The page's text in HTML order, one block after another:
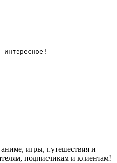
игры, путешествия и
подписчикам и клиентам!